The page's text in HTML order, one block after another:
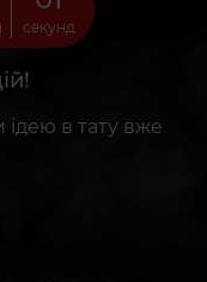
секунд
в тату вже